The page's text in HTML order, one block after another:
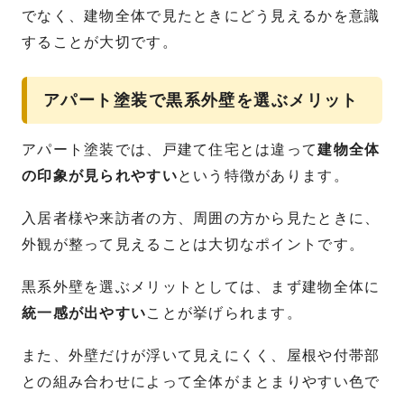
でなく、建物全体で見たときにどう見えるかを意識
することが大切です。
アパート塗装で黒系外壁を選ぶメリット
アパート塗装では、戸建て住宅とは違って建物全体
の印象が見られやすいという特徴があります。
入居者様や来訪者の方、周囲の方から見たときに、
外観が整って見えることは大切なポイントです。
黒系外壁を選ぶメリットとしては、まず建物全体に
統一感が出やすいことが挙げられます。
また、外壁だけが浮いて見えにくく、屋根や付帯部
との組み合わせによって全体がまとまりやすい色で